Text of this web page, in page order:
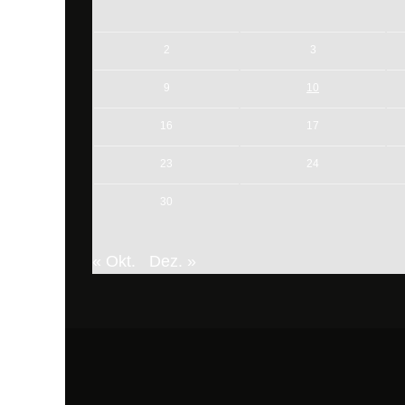
2 3
9 10
16 17
23 24
30
« Okt. Dez. »